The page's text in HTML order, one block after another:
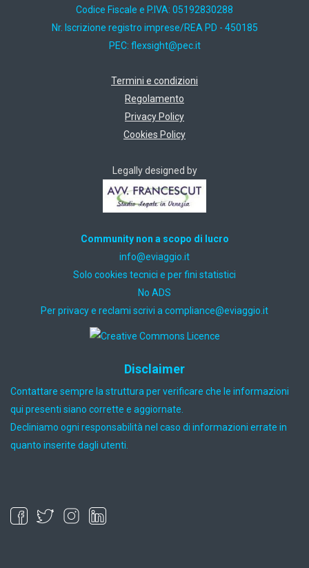
Codice Fiscale e P.IVA: 05192830288
Nr. Iscrizione registro imprese/REA PD - 450185
PEC: ti.cep@thgisxelf
Termini e condizioni
Regolamento
Privacy Policy
Cookies Policy
Legally designed by
Community non a scopo di lucro
ti.oiggaive@ofni
Solo cookies tecnici e per fini statistici
No ADS
Per privacy e reclami scrivi a ti.oiggaive@ecnailpmoc
Disclaimer
Contattare sempre la struttura per verificare che le informazioni
qui presenti siano corrette e aggiornate.
Decliniamo ogni responsabilità nel caso di informazioni errate in
quanto inserite dagli utenti.